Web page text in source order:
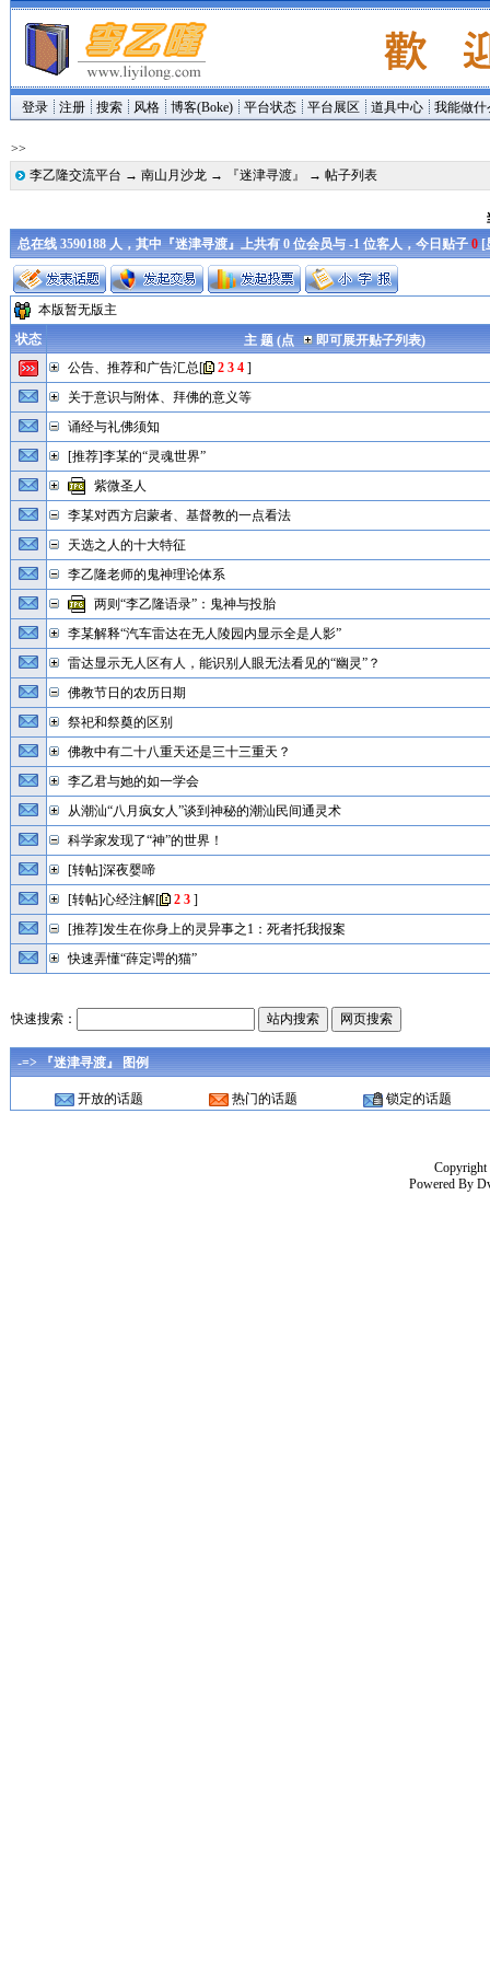
登录 注册 搜索 风格 博客(Boke) 平台状态 平台展区 道具中心 我能做什
>>
李乙隆交流平台 → 南山月沙龙→ 『迷津寻渡』 → 帖子列表
总在线 3590188 人，其中『迷津寻渡』上共有 0 位会员与 -1 位客人，今日贴子0[
本版暂无版主
状态
主 题 (点
即可展开贴子列表)
公告、推荐和广告汇总[ 2 3 4]
关于意识与附体、拜佛的意义等
诵经与礼佛须知
[推荐]李某的“灵魂世界”
紫微圣人
李某对西方启蒙者、基督教的一点看法
天选之人的十大特征
李乙隆老师的鬼神理论体系
两则“李乙隆语录”：鬼神与投胎
李某解释“汽车雷达在无人陵园内显示全是人影”
雷达显示无人区有人，能识别人眼无法看见的“幽灵”？
佛教节日的农历日期
祭祀和祭奠的区别
佛教中有二十八重天还是三十三重天？
李乙君与她的如一学会
从潮汕“八月疯女人”谈到神秘的潮汕民间通灵术
科学家发现了“神”的世界！
[转帖]深夜婴啼
[转帖]心经注解[ 2 3]
[推荐]发生在你身上的灵异事之1：死者托我报案
快速弄懂“薛定谔的猫”
快速搜索：
-=> 『迷津寻渡』 图例
开放的话题 热门的话题 锁定的话题
Powered By